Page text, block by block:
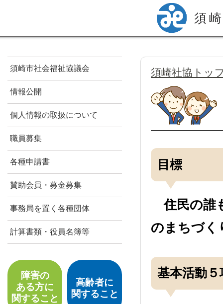
須
須崎市社会福祉協議会
情報公開
個人情報の取扱について
職員募集
各種申請書
賛助会員・募金募集
事務局を置く各種団体
計算書類・役員名簿等
障害の
ある方に
関すること
高齢者に
関すること
須崎社協トッ
目標
住民の誰
のまちづく
基本活動５